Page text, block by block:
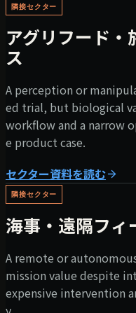
隣接セクター
アグリフード・
ス
A perception or
ed trial, but biological
workflow and a narrow
e product case.
セクター資料を読む
隣接セクター
海事・遠隔フィ
A remote or
mission value despite
expensive intervention